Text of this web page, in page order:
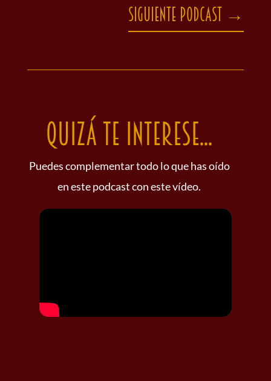
Siguiente podcast →
Quizá te interese...
Puedes complementar todo lo que has oído
en este podcast con este vídeo.